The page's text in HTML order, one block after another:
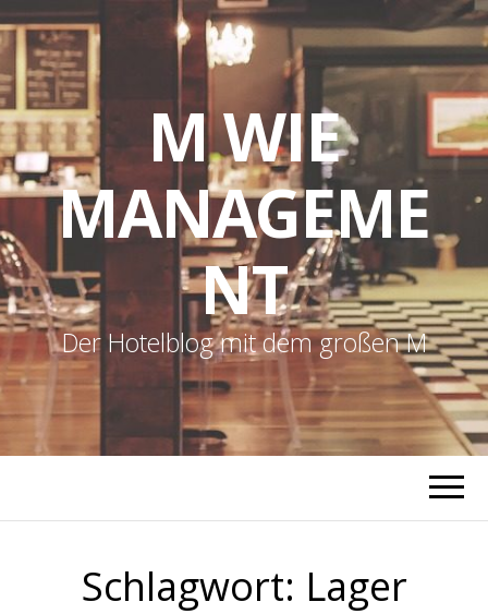
M WIE
MANAGEME
NT
Der Hotelblog mit dem großen M
Schlagwort: Lager